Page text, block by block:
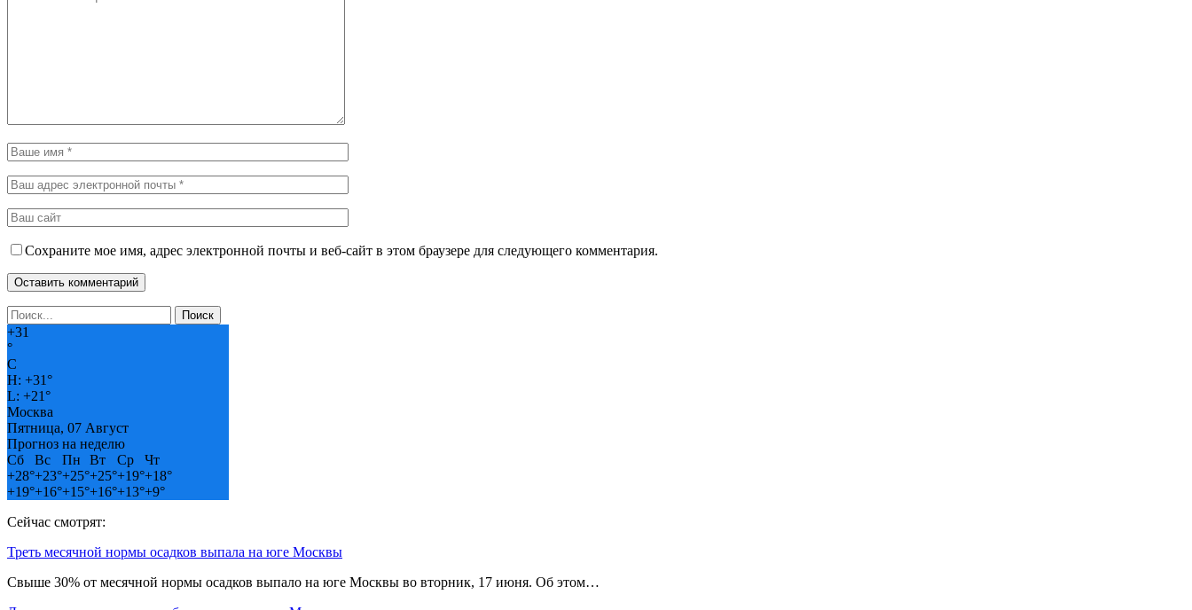
Сохраните мое имя, адрес электронной почты и веб-сайт в этом браузере для следующего комментария.
+31
°
C
H: +31°
L: +21°
Москва
Пятница, 07 Август
Прогноз на неделю
Сб
Вс Пн Вт Ср
Чт
+28°+23°+25°+25°+19°+18°
+19°+16°+15°+16°+13°+9°
Сейчас смотрят:
Треть месячной нормы осадков выпала на юге Москвы
Свыше 30% от месячной нормы осадков выпало на юге Москвы во вторник, 17 июня. Об этом…